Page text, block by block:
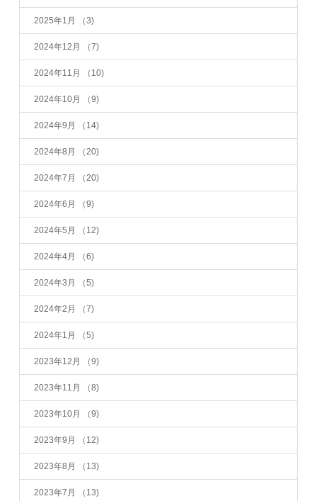
2025年1月 （3)
2024年12月 （7)
2024年11月 （10)
2024年10月 （9)
2024年9月 （14)
2024年8月 （20)
2024年7月 （20)
2024年6月 （9)
2024年5月 （12)
2024年4月 （6)
2024年3月 （5)
2024年2月 （7)
2024年1月 （5)
2023年12月 （9)
2023年11月 （8)
2023年10月 （9)
2023年9月 （12)
2023年8月 （13)
2023年7月 （13)